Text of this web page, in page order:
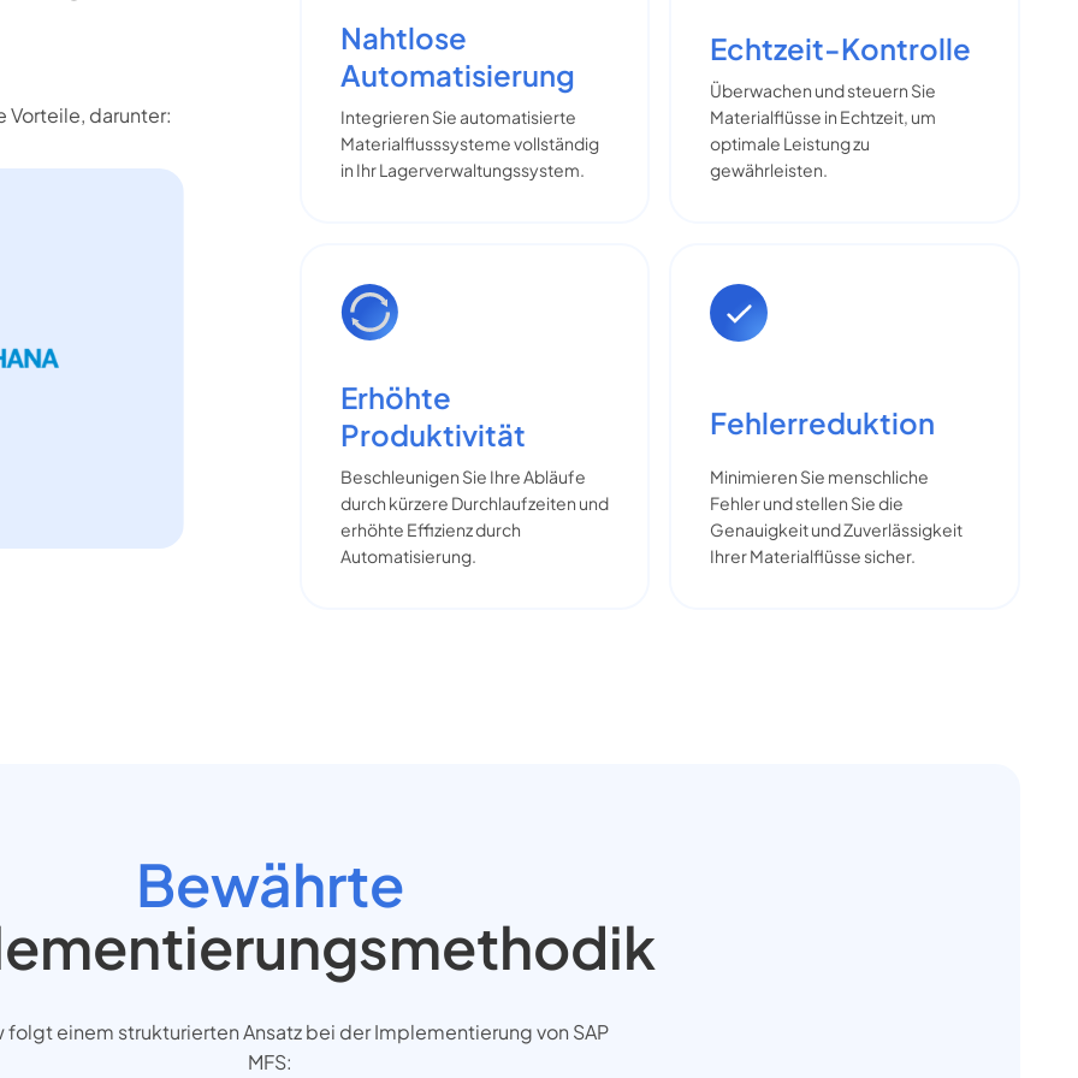
Vorteile, darunter:
Nahtlose
Automatisierung
Integrieren Sie automatisierte
Materialflusssysteme vollständig
in Ihr Lagerverwaltungssystem.
Echtzeit-Kontrolle
Überwachen und steuern Sie
Materialflüsse in Echtzeit, um
optimale Leistung zu
gewährleisten.
Erhöhte
Produktivität
Beschleunigen Sie Ihre Abläufe
durch kürzere Durchlaufzeiten und
erhöhte Effizienz durch
Automatisierung.
Fehlerreduktion
Minimieren Sie menschliche
Fehler und stellen Sie die
Genauigkeit und Zuverlässigkeit
Ihrer Materialflüsse sicher.
Bewährte
folgt einem strukturierten Ansatz bei der Implementierung von SAP
MFS: